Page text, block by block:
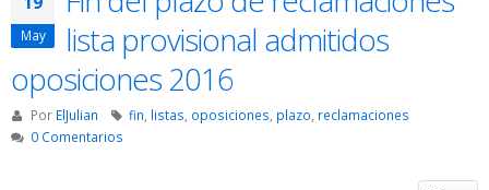
May
lista provisional admitidos
oposiciones 2016
Por ElJulian fin listas oposiciones plazo reclamaciones
0 Comentarios